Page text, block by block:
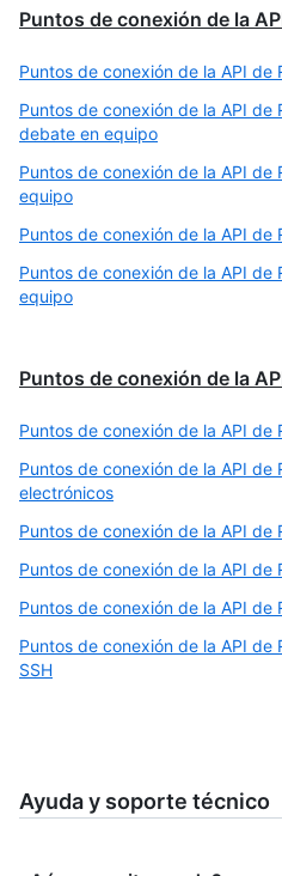
Puntos de conexión de la
Puntos de conexión de la API de
Puntos de conexión de la API de
debate en equipo
Puntos de conexión de la API de
equipo
Puntos de conexión de la API de
Puntos de conexión de la API de
equipo
Puntos de conexión de la
Puntos de conexión de la API de
Puntos de conexión de la API de
electrónicos
Puntos de conexión de la API de
Puntos de conexión de la API de
Puntos de conexión de la API de
Puntos de conexión de la API de
SSH
Ayuda y soporte técnico